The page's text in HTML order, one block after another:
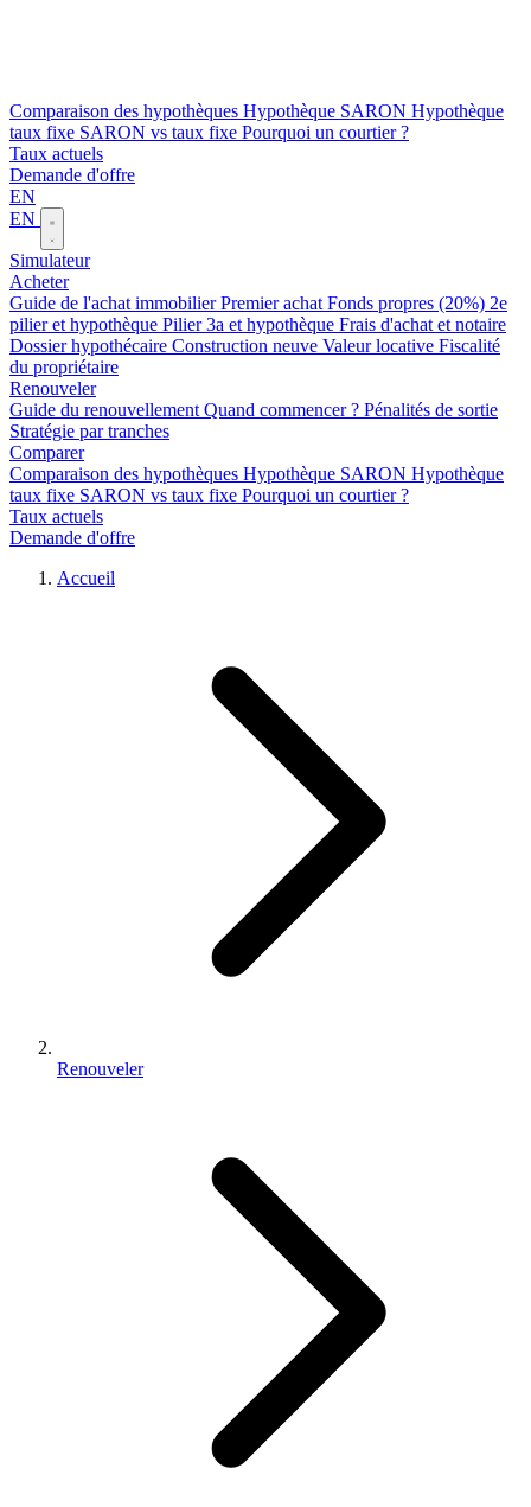
Comparaison des hypothèques Hypothèque SARON Hypothèque
taux fixe SARON vs taux fixe Pourquoi un courtier ?
Taux actuels
Demande d'offre
EN
EN
Simulateur
Acheter
Guide de l'achat immobilierPremier achat Fonds propres (20%) 2e
pilier et hypothèque Pilier 3a et hypothèque Frais d'achat et notaire
Dossier hypothécaire Construction neuve Valeur locative Fiscalité
du propriétaire
Renouveler
Guide du renouvellement Quand commencer ? Pénalités de sortie
Stratégie par tranches
Comparer
Comparaison des hypothèques Hypothèque SARON Hypothèque
taux fixe SARON vs taux fixe Pourquoi un courtier ?
Taux actuels
Demande d'offre
Accueil
Renouveler